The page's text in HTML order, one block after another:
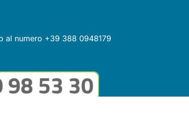
al numero +39 388 0948179